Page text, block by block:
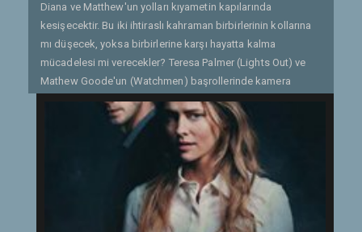
Diana ve Matthew'un yolları kıyametin kapılarında
kesişecektir. Bu iki ihtiraslı kahraman birbirlerinin kollarına
mı düşecek, yoksa birbirlerine karşı hayatta kalma
mücadelesi mi verecekler? Teresa Palmer (Lights Out) ve
Mathew Goode'un (Watchmen) başrollerinde kamera
karşısına geçtikleri bu fantastik yapım yılın son çeyreğinde
izleyicilerle buluşacak. İngiltere'nin en önemli kanallarından
Sky One'ın yapımcılığında gösterime girecek olan bu diziyi
merakla bekliyoruz. Not: Alıntıdır. - Gönderen: nemoberk